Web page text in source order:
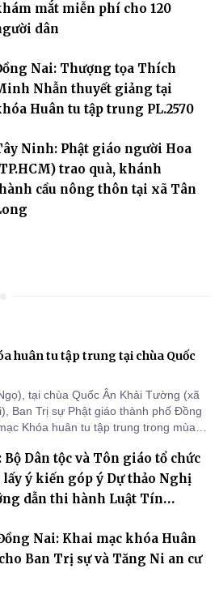
mắt miễn phí cho 120
dân
Nai: Thượng tọa Thích
Nhẫn thuyết giảng tại
Huân tu tập trung PL.2570
Ninh: Phật giáo người Hoa
trao quà, khánh
cầu nông thôn tại xã Tân
huân tu tập trung tại chùa Quốc
tại chùa Quốc Ân Khải Tường (xã
Ban Trị sự Phật giáo thành phố Đồng
Khóa huân tu tập trung trong mùa
hạ chùa Quốc Ân Khải Tường.
Bộ Dân tộc và Tôn giáo tổ chức
lấy ý kiến góp ý Dự thảo Nghị
dẫn thi hành Luật Tín
Nai: Khai mạc khóa Huân
Ban Trị sự và Tăng Ni an cư